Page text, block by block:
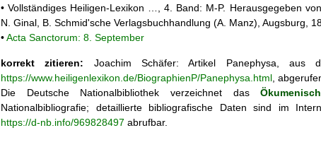
• Vollständiges Heiligen-Lexikon …, 4. Band: M-P. Herausgegeben
N. Ginal, B. Schmid'sche Verlagsbuchhandlung (A. Manz), Augsburg,
•Acta Sanctorum: 8. September
korrekt zitieren: Joachim Schäfer: Artikel Panephysa, aus
https://www.heiligenlexikon.de/BiographienP/Panephysa.html ,
Die Deutsche Nationalbibliothek verzeichnet das
Nationalbibliografie; detaillierte bibliografische Daten sind im
https://d-nb.info/969828497 abrufbar.